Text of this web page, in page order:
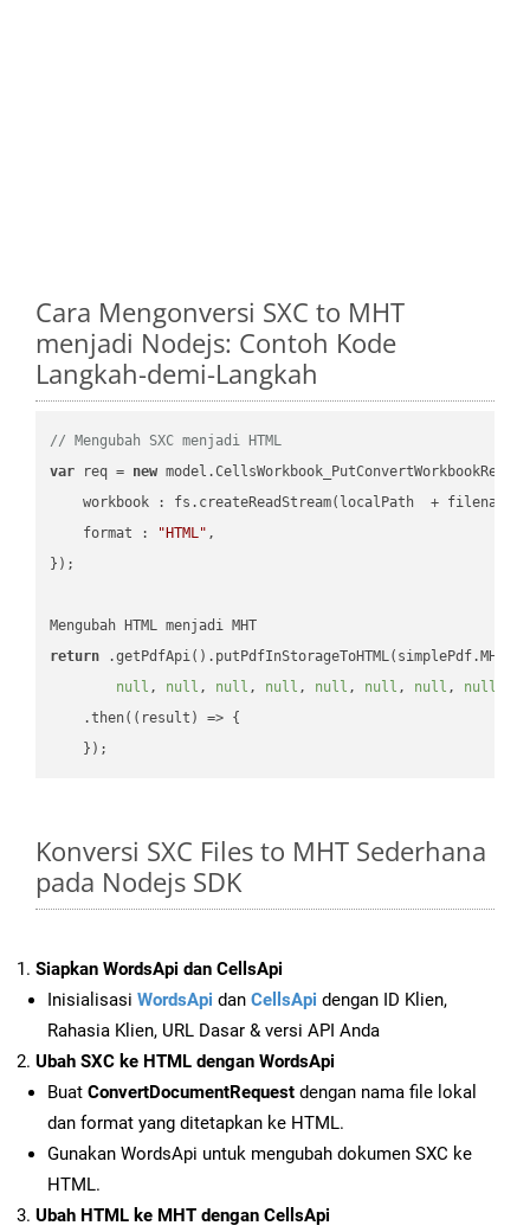
Cara Mengonversi SXC to MHT
menjadi Nodejs: Contoh Kode
Langkah-demi-Langkah
// Mengubah SXC menjadi HTML
var req = new
workbook : fs.createReadStream(localPath  + filename
format : "HTML" ,
});
return
null , null , null , null , null , null , null , null
    .then(
( result ) => {
Konversi SXC Files to MHT Sederhana
pada Nodejs SDK
Siapkan WordsApi dan CellsApi
Inisialisasi WordsApi dan CellsApi dengan ID Klien,
Rahasia Klien, URL Dasar & versi API Anda
Ubah SXC ke HTML dengan WordsApi
Buat ConvertDocumentRequest dengan nama file lokal
dan format yang ditetapkan ke HTML.
Gunakan WordsApi untuk mengubah dokumen SXC ke
HTML.
Ubah HTML ke MHT dengan CellsApi